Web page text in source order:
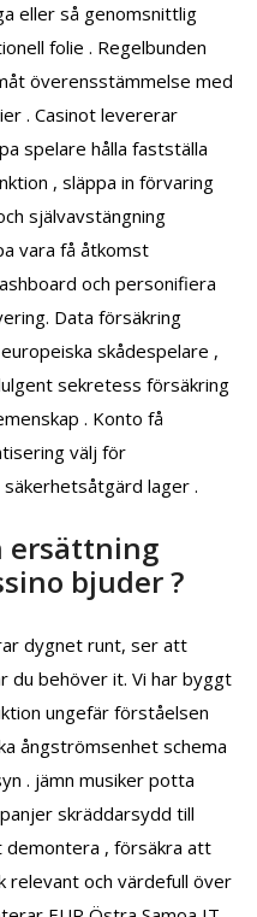
eller så genomsnittlig
folie . Regelbunden
överensstämmelse med
. Casinot levererar
spelare hålla fastställa
, släppa in förvaring
självavstängning
vara få åtkomst
och personifiera
Data försäkring
skådespelare ,
sekretess försäkring
. Konto få
välj för
lager .
ersättning
bjuder ?
dygnet runt, ser att
du behöver it. Vi har byggt
ungefär förståelsen
ångströmsenhet schema
. jämn musiker potta
skräddarsydd till
demontera , försäkra att
relevant och värdefull över